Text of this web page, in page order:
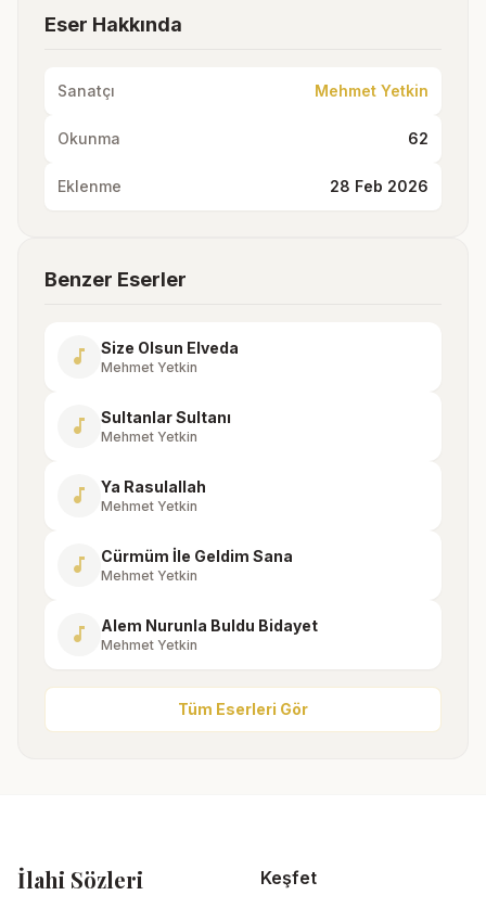
Eser Hakkında
Sanatçı Mehmet Yetkin
Okunma 62
Eklenme 28 Feb 2026
Benzer Eserler
music_note Size Olsun Elveda
Mehmet Yetkin
music_note Sultanlar Sultanı
Mehmet Yetkin
music_note Ya Rasulallah
Mehmet Yetkin
music_note Cürmüm İle Geldim Sana
Mehmet Yetkin
music_note Alem Nurunla Buldu Bidayet
Mehmet Yetkin
Tüm Eserleri Gör
İlahi Sözleri Keşfet